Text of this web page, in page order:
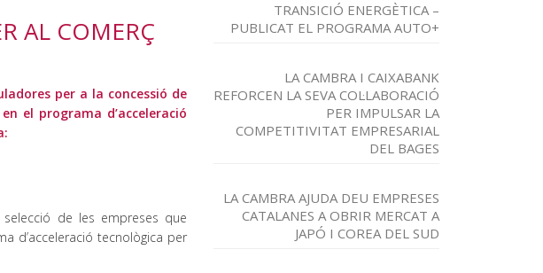
AL COMERÇ
per a la concessió de
el programa d’acceleració
de les empreses que
d’acceleració tecnològica per
TRANSICIÓ ENERGÈTICA –
PUBLICAT EL PROGRAMA AUTO+
LA CAMBRA I CAIXABANK
REFORCEN LA SEVA COL·LABORACIÓ
PER IMPULSAR LA
COMPETITIVITAT EMPRESARIAL
DEL BAGES
LA CAMBRA AJUDA DEU EMPRESES
CATALANES A OBRIR MERCAT A
JAPÓ I COREA DEL SUD